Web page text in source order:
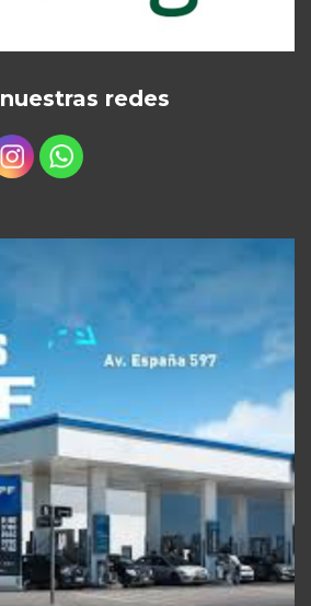
redes